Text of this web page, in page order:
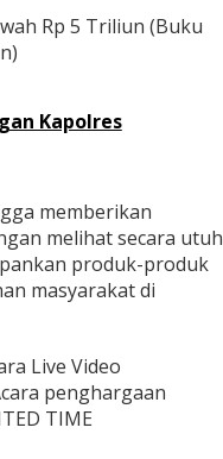
Rp 5 Triliun (Buku
Kapolres
memberikan
melihat secara utuh
produk-produk
masyarakat di
Live Video
penghargaan
TIME